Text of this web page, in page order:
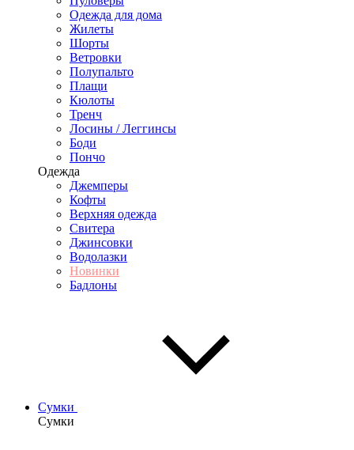
Одежда для дома
Жилеты
Шорты
Ветровки
Полупальто
Плащи
Кюлоты
Тренч
Лосины / Леггинсы
Боди
Пончо
Одежда
Джемперы
Кофты
Верхняя одежда
Свитера
Джинсовки
Водолазки
Новинки
Бадлоны
Сумки
Сумки